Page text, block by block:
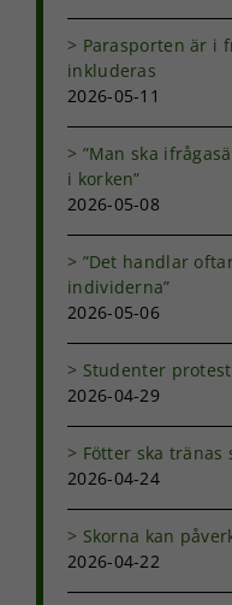
Parasporten är i
inkluderas
2026-05-11
”Man ska
i korken”
2026-05-08
”Det handlar
individerna”
2026-05-06
Studenter
2026-04-29
Fötter ska
2026-04-24
Skorna kan
2026-04-22